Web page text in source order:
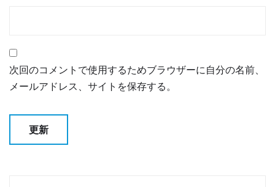
次回のコメントで使用するためブラウザーに自分の名前、
メールアドレス、サイトを保存する。